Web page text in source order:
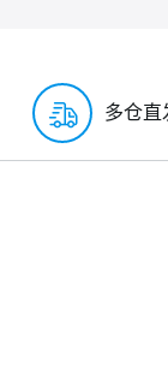
多仓直